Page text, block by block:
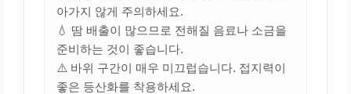
아가지 않게 주의하세요.
💧 땀 배출이 많으므로 전해질 음료나 소금을
준비하는 것이 좋습니다.
⚠️ 바위 구간이 매우 미끄럽습니다. 접지력이
좋은 등산화를 착용하세요.